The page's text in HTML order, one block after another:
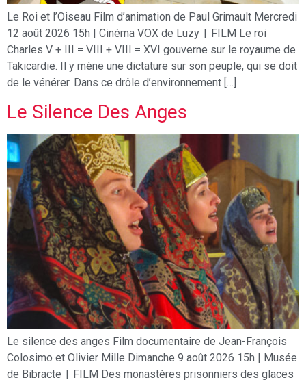
Le Roi et l’Oiseau Film d’animation de Paul Grimault Mercredi
12 août 2026 15h | Cinéma VOX de Luzy | FILM Le roi
Charles V + III = VIII + VIII = XVI gouverne sur le royaume de
Takicardie. Il y mène une dictature sur son peuple, qui se doit
de le vénérer. Dans ce drôle d’environnement […]
Le Silence Des Anges
Le silence des anges Film documentaire de Jean-François
Colosimo et Olivier Mille Dimanche 9 août 2026 15h | Musée
de Bibracte | FILM Des monastères prisonniers des glaces